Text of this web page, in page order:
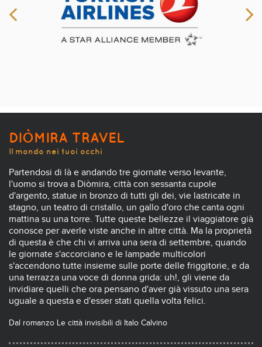
DIÒMIRA TRAVEL
Il mondo nei tuoi occhi
Partendosi di là e andando tre giornate verso levante,
l'uomo si trova a Diòmira, città con sessanta cupole
d'argento, statue in bronzo di tutti gli dei, vie lastricate in
stagno, un teatro di cristallo, un gallo d'oro che canta ogni
mattina su una torre. Tutte queste bellezze il viaggiatore già
conosce per averle viste anche in altre città. Ma la proprietà
di questa è che chi vi arriva una sera di settembre, quando
le giornate s'accorciano e le lampade multicolori
s'accendono tutte insieme sulle porte delle friggitorie, e da
una terrazza una voce di donna grida: uh!, gli viene da
invidiare quelli che ora pensano d'aver già vissuto una sera
uguale a questa e d'esser stati quella volta felici.
Dal romanzo Le città invisibili di Italo Calvino